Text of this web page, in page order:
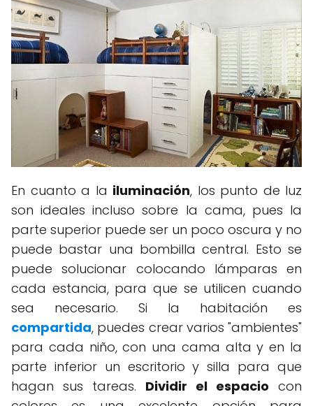
En cuanto a la iluminación, los punto de luz
son ideales incluso sobre la cama, pues la
parte superior puede ser un poco oscura y no
puede bastar una bombilla central. Esto se
puede solucionar colocando lámparas en
cada estancia, para que se utilicen cuando
sea necesario. Si la habitación es
compartida, puedes crear varios "ambientes"
para cada niño, con una cama alta y en la
parte inferior un escritorio y silla para que
hagan sus tareas. Dividir el espacio con